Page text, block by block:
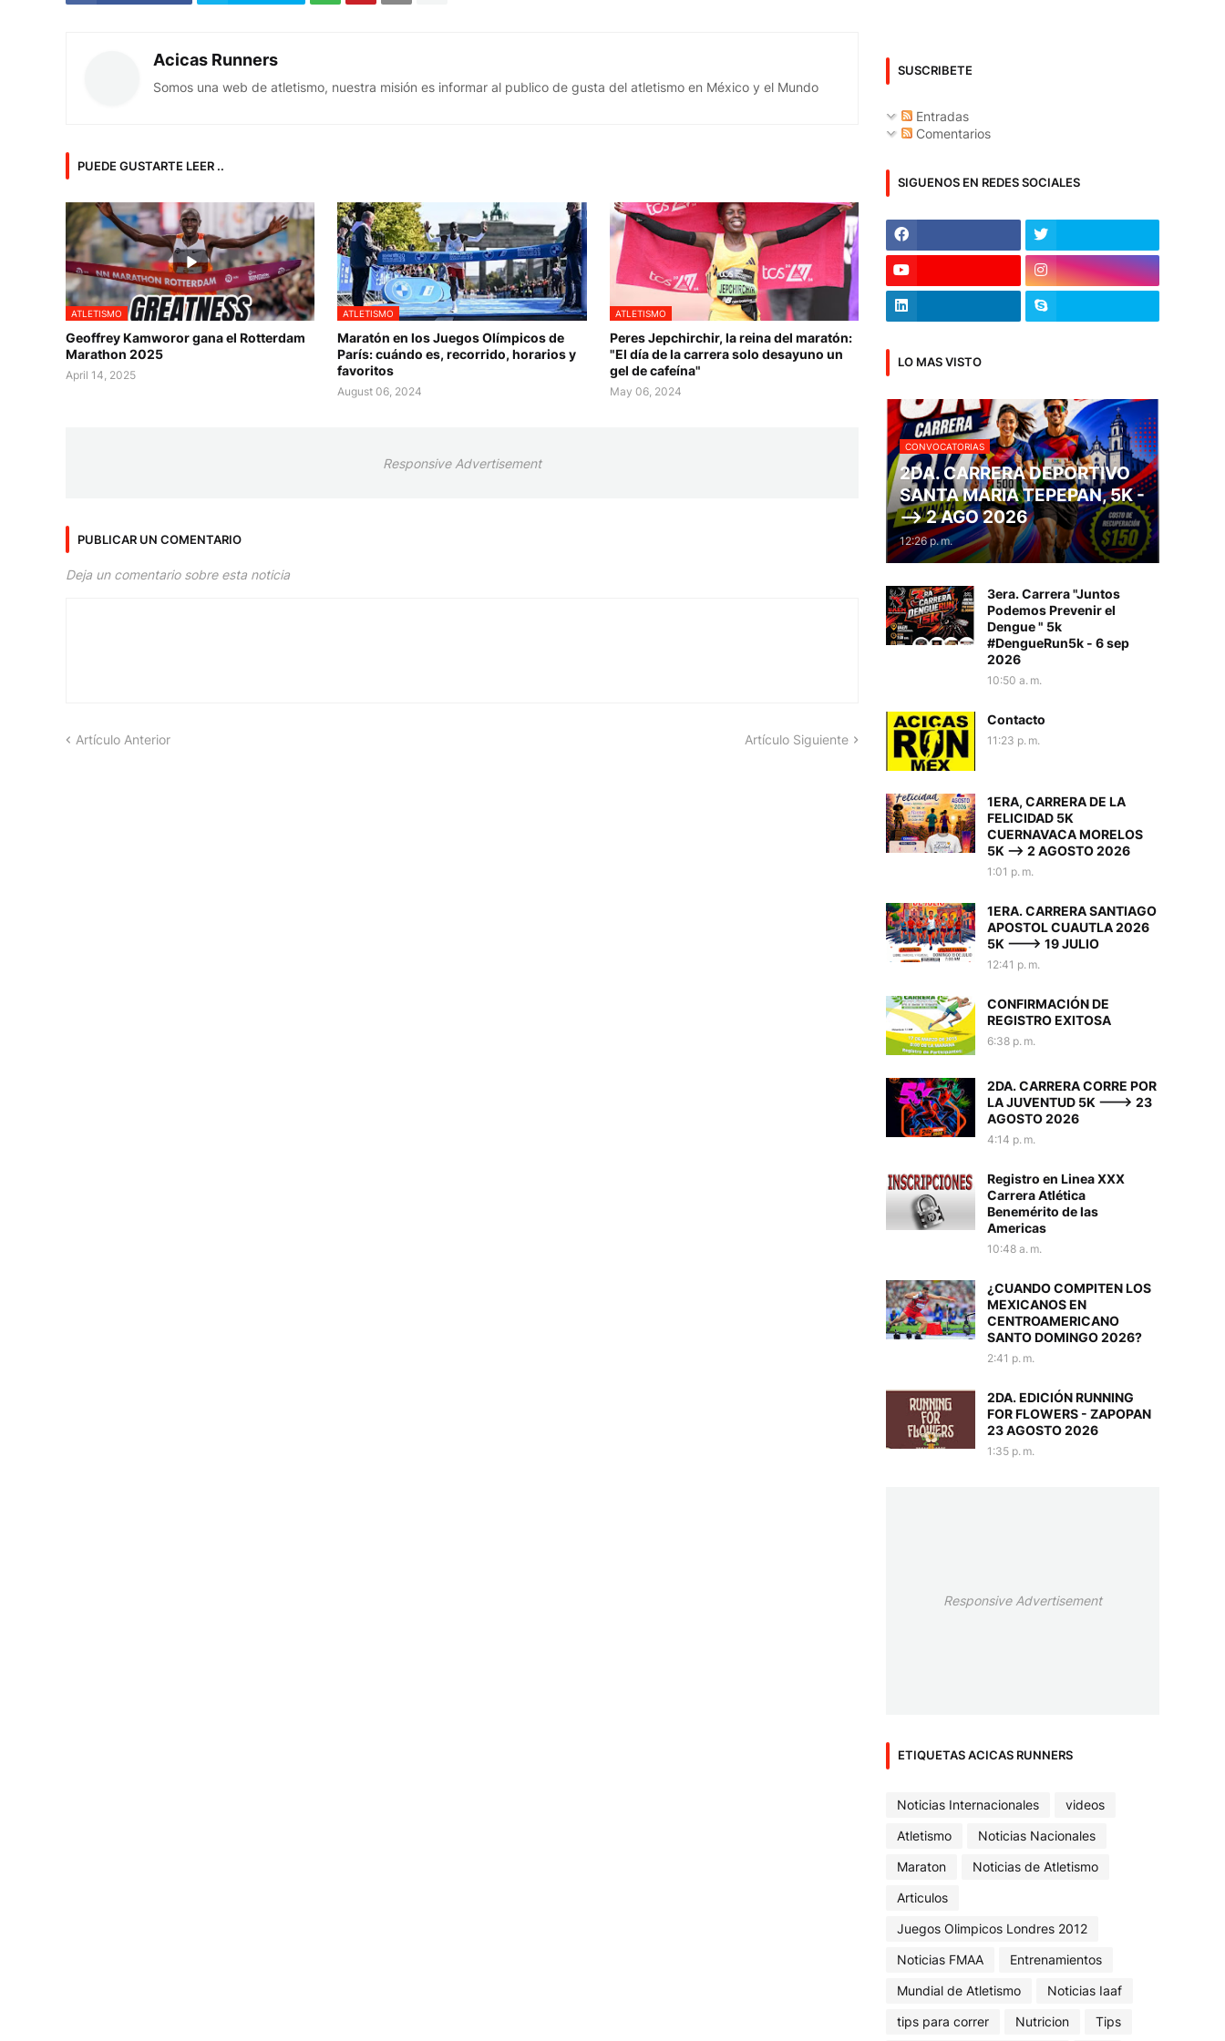
Acicas Runners
Somos una web de atletismo, nuestra misión es informar al publico de gusta del atletismo en México y el Mundo
PUEDE GUSTARTE LEER ..
ATLETISMO
Geoffrey Kamworor gana el Rotterdam
Marathon 2025
April 14, 2025
ATLETISMO
Maratón en los Juegos Olímpicos de
París: cuándo es, recorrido, horarios y
favoritos
August 06, 2024
ATLETISMO
Peres Jepchirchir, la reina del maratón:
"El día de la carrera solo desayuno un
gel de cafeína"
May 06, 2024
Responsive Advertisement
PUBLICAR UN COMENTARIO
Deja un comentario sobre esta noticia
Artículo Anterior Artículo Siguiente
SUSCRIBETE
Entradas
Comentarios
SIGUENOS EN REDES SOCIALES
LO MAS VISTO
CONVOCATORIAS
2DA. CARRERA DEPORTIVO
SANTA MARIA TEPEPAN, 5K -
--> 2 AGO 2026
12:26 p. m.
3era. Carrera "Juntos
Podemos Prevenir el
Dengue " 5k
#DengueRun5k - 6 sep
2026
10:50 a. m.
Contacto
11:23 p. m.
1ERA, CARRERA DE LA
FELICIDAD 5K
CUERNAVACA MORELOS
5K --> 2 AGOSTO 2026
1:01 p. m.
1ERA. CARRERA SANTIAGO
APOSTOL CUAUTLA 2026
5K ---> 19 JULIO
12:41 p. m.
CONFIRMACIÓN DE
REGISTRO EXITOSA
6:38 p. m.
2DA. CARRERA CORRE POR
LA JUVENTUD 5K ---> 23
AGOSTO 2026
4:14 p. m.
Registro en Linea XXX
Carrera Atlética
Benemérito de las
Americas
10:48 a. m.
¿CUANDO COMPITEN LOS
MEXICANOS EN
CENTROAMERICANO
SANTO DOMINGO 2026?
2:41 p. m.
2DA. EDICIÓN RUNNING
FOR FLOWERS - ZAPOPAN
23 AGOSTO 2026
1:35 p. m.
Responsive Advertisement
ETIQUETAS ACICAS RUNNERS
Noticias Internacionales
videos
Atletismo
Noticias Nacionales
Maraton
Noticias de Atletismo
Articulos
Juegos Olimpicos Londres 2012
Noticias FMAA
Entrenamientos
Mundial de Atletismo
Noticias Iaaf
tips para correr
Nutricion Tips